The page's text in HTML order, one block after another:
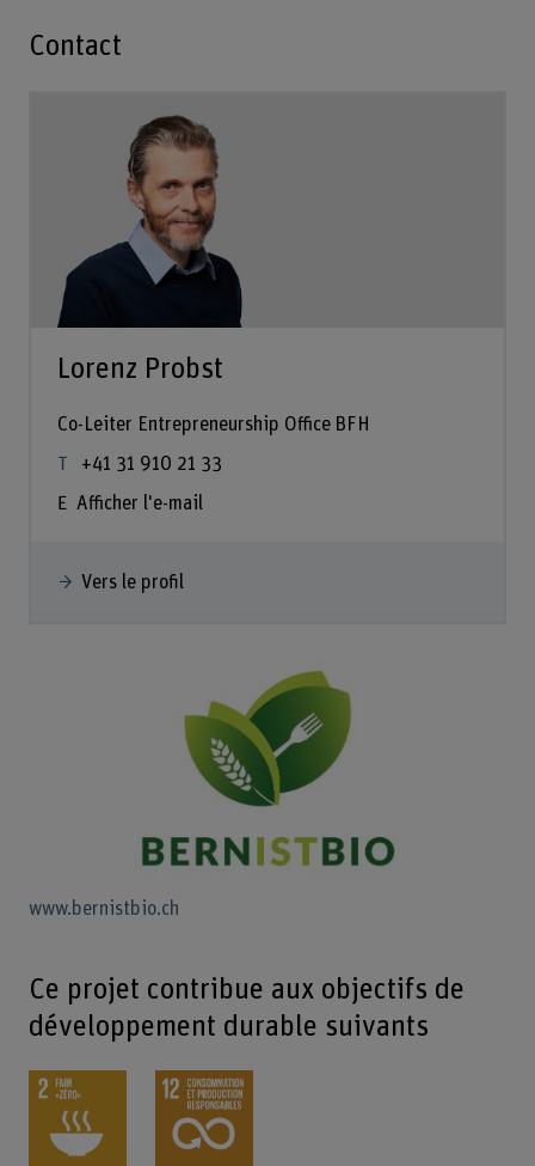
Contact
Lorenz Probst
Co-Leiter Entrepreneurship Office BFH
+41 31 910 21 33
Afficher l'e-mail
Vers le profil
www.bernistbio.ch
Ce projet contribue aux objectifs de
développement durable suivants